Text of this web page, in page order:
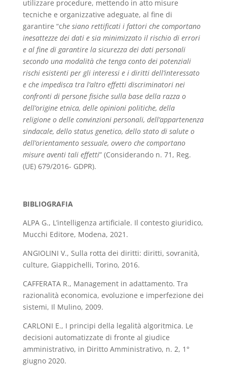
utilizzare procedure, mettendo in atto misure
tecniche e organizzative adeguate, al fine di
garantire “che siano rettificati i fattori che comportano
inesattezze dei dati e sia minimizzato il rischio di errori
e al fine di garantire la sicurezza dei dati personali
secondo una modalità che tenga conto dei potenziali
rischi esistenti per gli interessi e i diritti dell’interessato
e che impedisca tra l’altro effetti discriminatori nei
confronti di persone fisiche sulla base della razza o
dell’origine etnica, delle opinioni politiche, della
religione o delle convinzioni personali, dell’appartenenza
sindacale, dello status genetico, dello stato di salute o
dell’orientamento sessuale, ovvero che comportano
misure aventi tali effetti” (Considerando n. 71, Reg.
(UE) 679/2016- GDPR).
BIBLIOGRAFIA
ALPA G., L’intelligenza artificiale. Il contesto giuridico,
Mucchi Editore, Modena, 2021.
ANGIOLINI V., Sulla rotta dei diritti: diritti, sovranità,
culture, Giappichelli, Torino, 2016.
CAFFERATA R., Management in adattamento. Tra
razionalità economica, evoluzione e imperfezione dei
sistemi, Il Mulino, 2009.
CARLONI E., I principi della legalità algoritmica. Le
decisioni automatizzate di fronte al giudice
amministrativo, in Diritto Amministrativo, n. 2, 1°
giugno 2020.